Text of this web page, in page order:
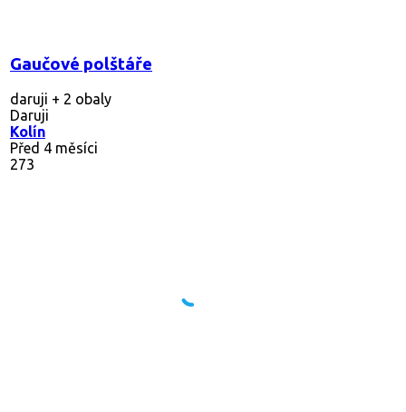
Gaučové polštáře
daruji + 2 obaly
Daruji
Kolín
Před 4 měsíci
273